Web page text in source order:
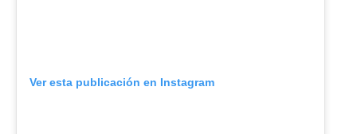
Ver esta publicación en Instagram